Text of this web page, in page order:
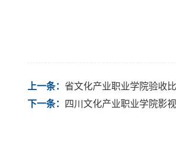
上一条： 省文化产业职业学院验收
下一条：
四川文化产业职业学院影